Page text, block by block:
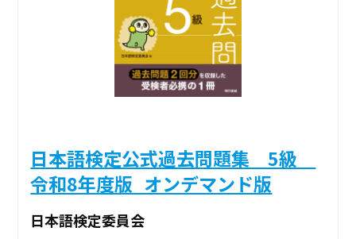
日本語検定公式過去問題集 5級
令和8年度版_オンデマンド版
日本語検定委員会